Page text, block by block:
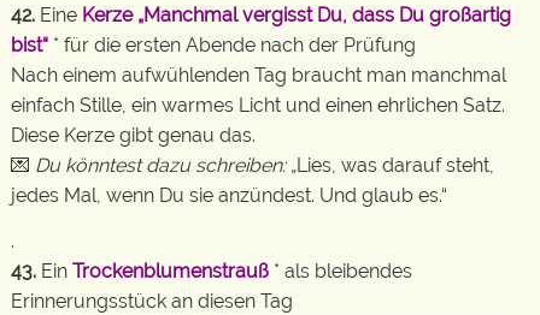
42. Eine Kerze „Manchmal vergisst Du, dass Du großartig
bist“ * für die ersten Abende nach der Prüfung
Nach einem aufwühlenden Tag braucht man manchmal
einfach Stille, ein warmes Licht und einen ehrlichen Satz.
Diese Kerze gibt genau das.
💌 Du könntest dazu schreiben:„Lies, was darauf steht,
jedes Mal, wenn Du sie anzündest. Und glaub es.“
.
43. Ein Trockenblumenstrauß * als bleibendes
Erinnerungsstück an diesen Tag